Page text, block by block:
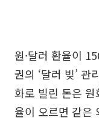
원·달러 환율이
권의 ‘달러 빚’ 관
화로 빌린 돈은
율이 오르면 같은